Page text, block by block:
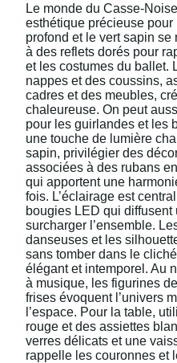
Le monde du Casse-
esthétique précieuse
profond et le vert sapin
à des reflets dorés pour
et les costumes du ballet.
nappes et des coussins,
cadres et des meubles,
chaleureuse. On peut
pour les guirlandes et les
une touche de lumière
sapin, privilégier des
associées à des rubans
qui apportent une
fois. L’éclairage est
bougies LED qui
surcharger l’ensemble.
danseuses et les
sans tomber dans le
élégant et intemporel. Au
à musique, les figurines
frises évoquent l’univers
l’espace. Pour la table,
rouge et des assiettes
verres délicats et une
rappelle les couronnes et